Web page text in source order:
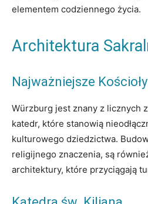
elementem codziennego życia.
Architektura
Najważniejsze
Würzburg jest znany z licznych
katedr, które stanowią
kulturowego dziedzictwa.
religijnego znaczenia, są
architektury, które przyciągają